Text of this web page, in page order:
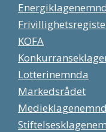
KOFA
Lotterinemnda
Markedsrådet